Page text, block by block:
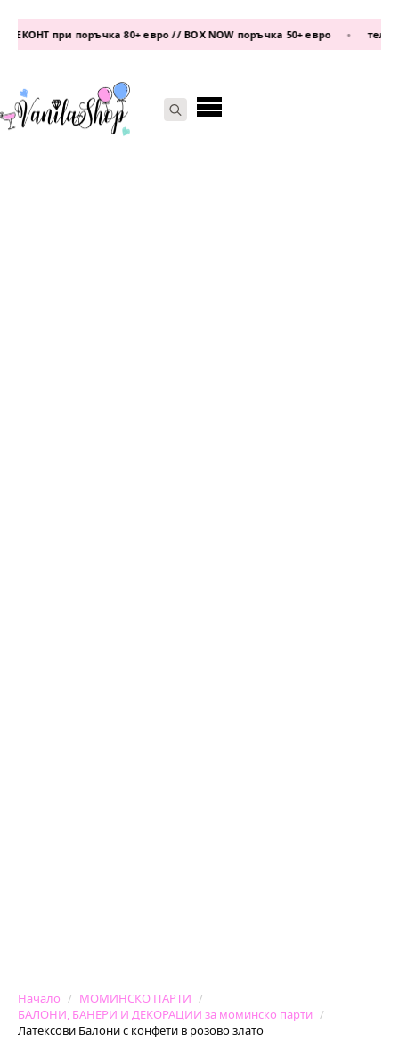
при поръчка 80+ евро // BOX NOW поръчка 50+ евро • телефон:
Начало
МОМИНСКО ПАРТИ
БАЛОНИ, БАНЕРИ И ДЕКОРАЦИИ за моминско парти
Латексови Балони с конфети в розово злато